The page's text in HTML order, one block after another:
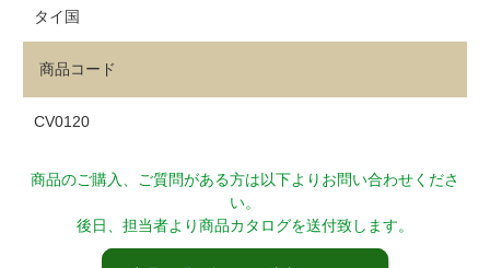
タイ国
商品コード
CV0120
商品のご購入、ご質問がある方は以下よりお問い合わせくださ
い。
後日、担当者より商品カタログを送付致します。